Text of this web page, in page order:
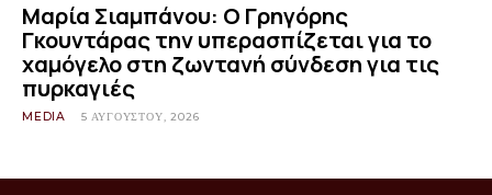
Μαρία Σιαμπάνου: Ο Γρηγόρης
Γκουντάρας την υπερασπίζεται για το
χαμόγελο στη ζωντανή σύνδεση για τις
πυρκαγιές
MEDIA 5 ΑΥΓΟΎΣΤΟΥ, 2026